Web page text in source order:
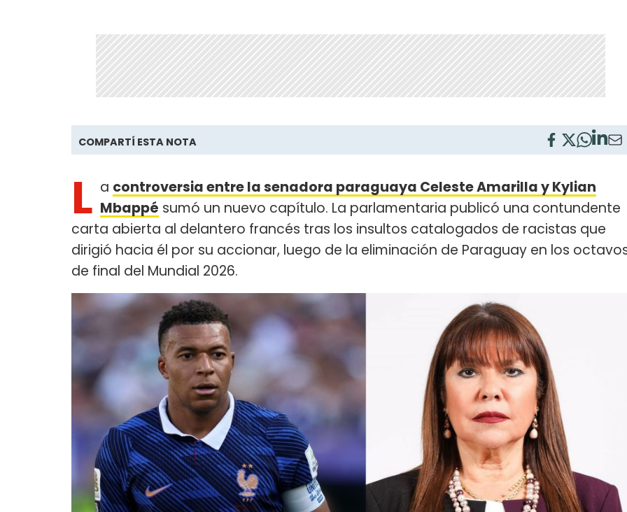
COMPARTÍ ESTA NOTA
L a controversia entre la senadora paraguaya Celeste Amarilla y Kylian
Mbappé sumó un nuevo capítulo. La parlamentaria publicó una contundente
carta abierta al delantero francés tras los insultos catalogados de racistas que
dirigió hacia él por su accionar, luego de la eliminación de Paraguay en los
de final del Mundial 2026.